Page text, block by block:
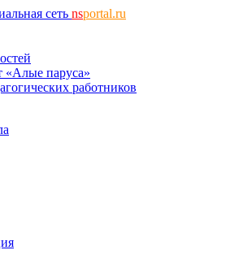
сеть nsportal.ru
«Алые паруса»
работников